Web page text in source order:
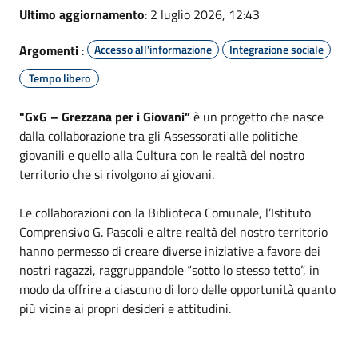
Ultimo aggiornamento: 2 luglio 2026, 12:43
Argomenti : Accesso all'informazione
Integrazione sociale
Tempo libero
"GxG – Grezzana per i Giovani”è un progetto che nasce
dalla collaborazione tra gli Assessorati alle politiche
giovanili e quello alla Cultura con le realtà del nostro
territorio che si rivolgono ai giovani.
Le collaborazioni con la Biblioteca Comunale, l’Istituto
Comprensivo G. Pascoli e altre realtà del nostro territorio
hanno permesso di creare diverse iniziative a favore dei
nostri ragazzi, raggruppandole “sotto lo stesso tetto”, in
modo da offrire a ciascuno di loro delle opportunità quanto
più vicine ai propri desideri e attitudini.